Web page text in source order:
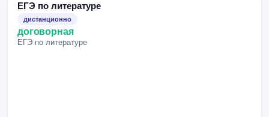
ЕГЭ по литературе
дистанционно
договорная
ЕГЭ по литературе